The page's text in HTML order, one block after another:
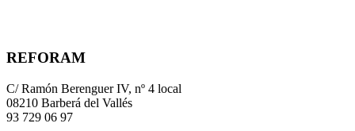
REFORAM
C/ Ramón Berenguer IV, nº 4 local
08210 Barberá del Vallés
93 729 06 97